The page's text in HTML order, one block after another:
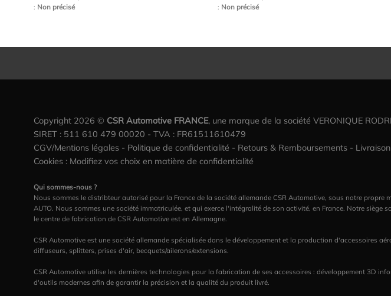
: Non précisé
: Non précisé
Copyright 2026 © CSR Automotive FRANCE, une marque de la société VERONIQUE
SIRET : 511 610 479 00020 - TVA : FR61511610479
CGV/Mentions légales - Politique de confidentialité - Retours & Remboursements -
Cookies : Modifiez vos choix en matière de confidentialité
Qui sommes-nous ?
Nous sommes le distribteur autorisé pour la France de la société allemande CSR Automotive, sous notre propre
AUTO. Nous sommes une société immatriculée, et qui exerce l'intégralité de son activité, en France. Notre
le centre de fabrication de CSR Automotive est en Allemagne.
CSR Automotive est une société allemande spécialisée dans le développement et la production d'accessoires
diffuseurs, splitters, prises d'air, becquets/ailerons/extensions.
CSR Automotive utilise les dernières technologies pour la fabrication de ses accessoires : développement 3D
d'outils modernes afin de garantir la précision et la qualité du produit livré.